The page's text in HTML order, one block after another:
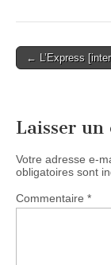
Post← L’Express
Laisser un
Votre adresse e-
obligatoires sont
Commentaire *